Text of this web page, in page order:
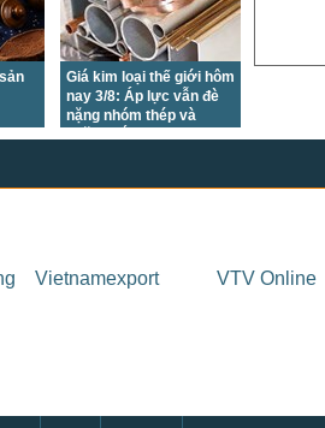
Giá kim loại thế giới hôm
nay 3/8: Áp lực vẫn đè
nặng nhóm thép và
Vietnamexport VTV Online